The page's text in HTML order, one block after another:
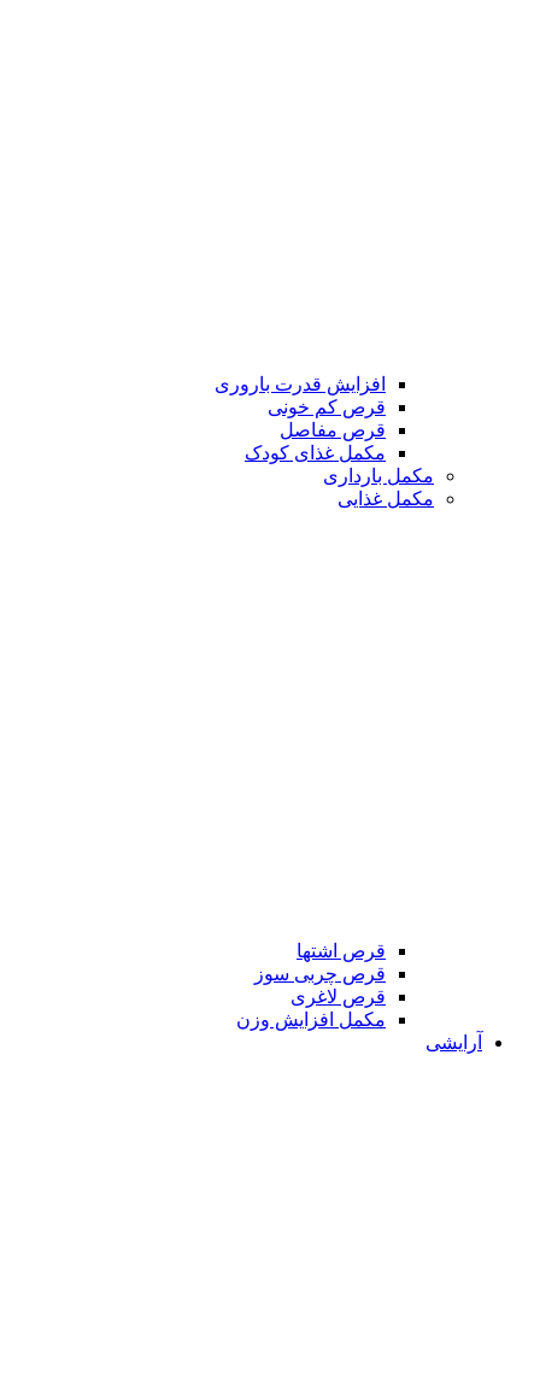
افزایش قدرت باروری
قرص کم خونی
قرص مفاصل
مکمل غذای کودک
مکمل بارداری
مکمل غذایی
قرص اشتها
قرص چربی سوز
قرص لاغری
مکمل افزایش وزن
آرایشی